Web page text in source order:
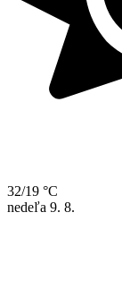
32/19 °C
nedeľa 9. 8.